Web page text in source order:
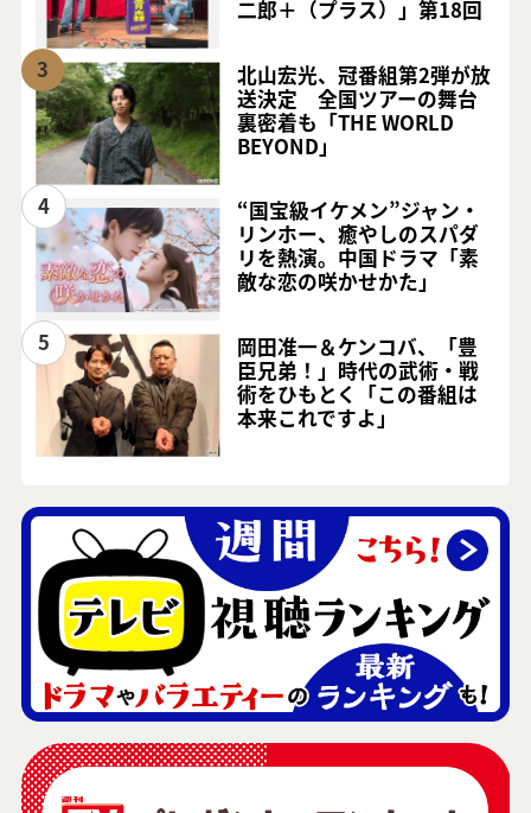
二郎＋（プラス）」第18回
3
北山宏光、冠番組第2弾が放
送決定 全国ツアーの舞台
裏密着も「THE WORLD
BEYOND」
4
“国宝級イケメン”ジャン・
リンホー、癒やしのスパダ
リを熱演。中国ドラマ「素
敵な恋の咲かせかた」
5
岡田准一＆ケンコバ、「豊
臣兄弟！」時代の武術・戦
術をひもとく「この番組は
本来これですよ」